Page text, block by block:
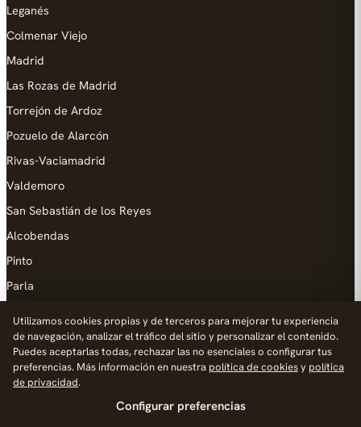
Leganés
Colmenar Viejo
Madrid
Las Rozas de Madrid
Torrejón de Ardoz
Pozuelo de Alarcón
Rivas-Vaciamadrid
Valdemoro
San Sebastián de los Reyes
Alcobendas
Pinto
Parla
AYUDA
Añadir empresa
Utilizamos cookies propias y de terceros para mejorar tu experiencia
de navegación, analizar el tráfico del sitio y personalizar el contenido.
Puedes aceptarlas todas, rechazar las no esenciales o configurar tus
preferencias. Más información en nuestra política de cookiesy política
de privacidad.
Configurar preferencias